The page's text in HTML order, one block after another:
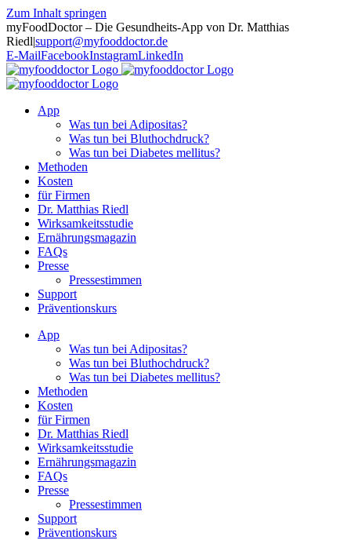
Zum Inhalt springen
myFoodDoctor – Die Gesundheits-App von Dr. Matthias
Riedl|support@myfooddoctor.de
E-MailFacebookInstagramLinkedIn
App
Was tun bei Adipositas?
Was tun bei Bluthochdruck?
Was tun bei Diabetes mellitus?
Methoden
Kosten
für Firmen
Dr. Matthias Riedl
Wirksamkeitsstudie
Ernährungsmagazin
FAQs
Presse
Pressestimmen
Support
Präventionskurs
App
Was tun bei Adipositas?
Was tun bei Bluthochdruck?
Was tun bei Diabetes mellitus?
Methoden
Kosten
für Firmen
Dr. Matthias Riedl
Wirksamkeitsstudie
Ernährungsmagazin
FAQs
Presse
Pressestimmen
Support
Präventionskurs